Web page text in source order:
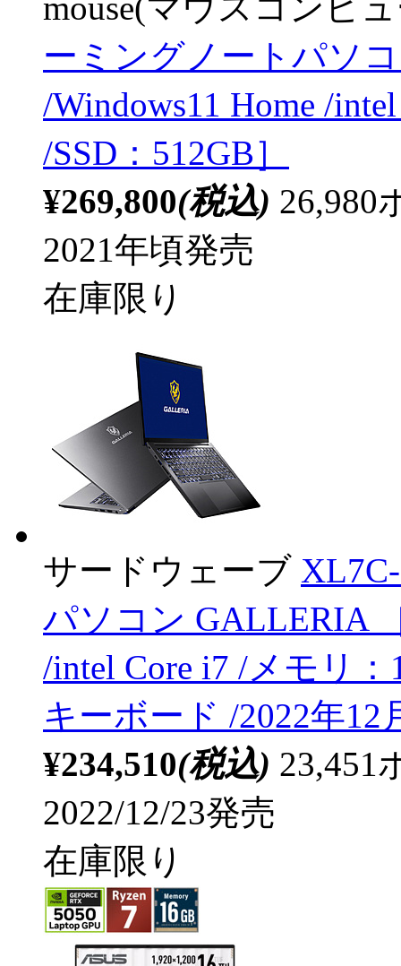
mouse(マウスコンピ
ーミングノートパソ
/Windows11 Home /
/SSD：512GB］
¥269,800(税込) 26,980
2021年頃発売
在庫限り
サードウェーブ
パソコン GALLERIA
/intel Core i7 /メモリ
キーボード /2022年12
¥234,510(税込) 23,451
2022/12/23発売
在庫限り